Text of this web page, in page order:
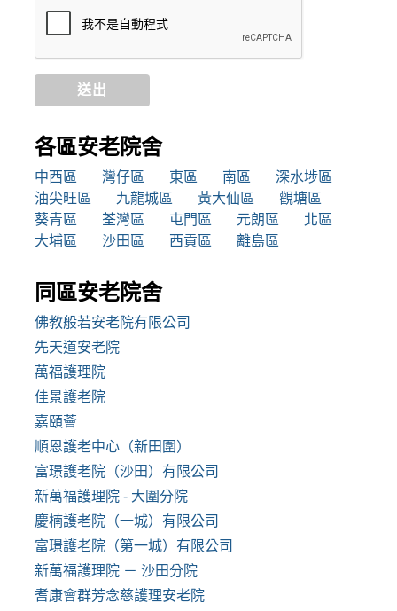
送出
各區安老院舍
中西區 灣仔區 東區 南區
深水埗區
油尖旺區
九龍城區 黃大仙區
觀塘區
葵青區
荃灣區 屯門區 元朗區
北區
大埔區
沙田區 西貢區 離島區
同區安老院舍
佛教般若安老院有限公司
先天道安老院
萬福護理院
佳景護老院
嘉頤薈
順恩護老中心（新田圍）
富璟護老院（沙田）有限公司
新萬福護理院 - 大圍分院
慶楠護老院（一城）有限公司
富璟護老院（第一城）有限公司
新萬福護理院 － 沙田分院
耆康會群芳念慈護理安老院